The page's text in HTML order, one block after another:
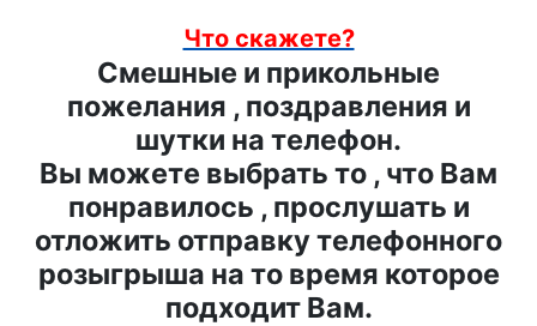
Что скажете?
Смешные и прикольные
пожелания , поздравления и
шутки на телефон.
Вы можете выбрать то , что Вам
понравилось , прослушать и
отложить отправку телефонного
розыгрыша на то время которое
подходит Вам.